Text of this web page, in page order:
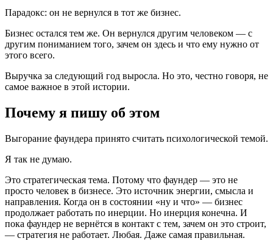
Парадокс: он не вернулся в тот же бизнес.
Бизнес остался тем же. Он вернулся другим человеком — с
другим пониманием того, зачем он здесь и что ему нужно от
этого всего.
Выручка за следующий год выросла. Но это, честно говоря, не
самое важное в этой истории.
Почему я пишу об этом
Выгорание фаундера принято считать психологической темой.
Я так не думаю.
Это стратегическая тема. Потому что фаундер — это не
просто человек в бизнесе. Это источник энергии, смысла и
направления. Когда он в состоянии «ну и что» — бизнес
продолжает работать по инерции. Но инерция конечна. И
пока фаундер не вернётся в контакт с тем, зачем он это строит,
— стратегия не работает. Любая. Даже самая правильная.